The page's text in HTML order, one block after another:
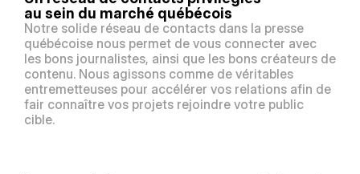
au sein du marché québécois
Notre solide réseau de contacts dans la presse
québécoise nous permet de vous connecter avec
les bons journalistes, ainsi que les bons créateurs de
contenu. Nous agissons comme de véritables
entremetteuses pour accélérer vos relations afin de
fair connaître vos projets rejoindre votre public
cible.